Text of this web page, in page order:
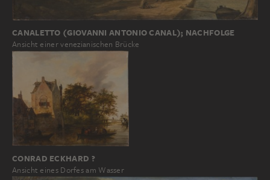
CANALETTO (GIOVANNI ANTONIO CANAL); NACHFOLGE
Ansicht einer venezianischen Brücke
CONRAD ECKHARD ?
Ansicht eines Dorfes am Wasser